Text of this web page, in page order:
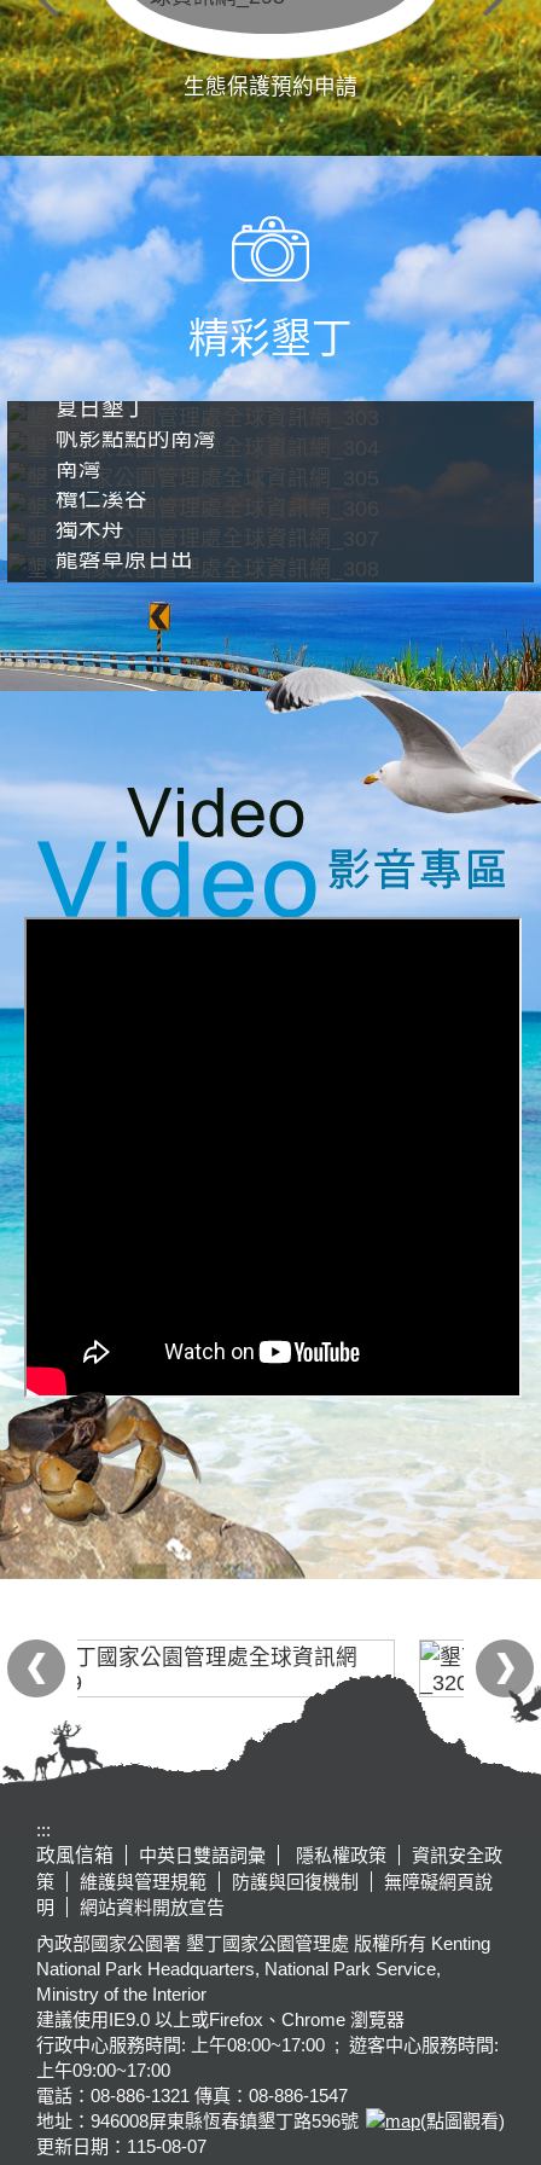
生態保護預約申請
精彩墾丁
夏日墾丁
帆影點點的南灣
南灣
欖仁溪谷
獨木舟
龍磐草原日出
:::
政風信箱
中英日雙語詞彙 隱私權政策
資訊安全政
策
維護與管理規範 防護與回復機制
無障礙網頁說
明
網站資料開放宣告
內政部國家公園署 墾丁國家公園管理處 版權所有 Kenting
National Park Headquarters, National Park Service,
Ministry of the Interior
建議使用IE9.0 以上或Firefox、Chrome 瀏覽器
行政中心服務時間: 上午08:00~17:00 ; 遊客中心服務時間:
上午09:00~17:00
電話：08-886-1321 傳真：08-886-1547
地址：946008屏東縣恆春鎮墾丁路596號
(點圖觀看)
更新日期： 115-08-07